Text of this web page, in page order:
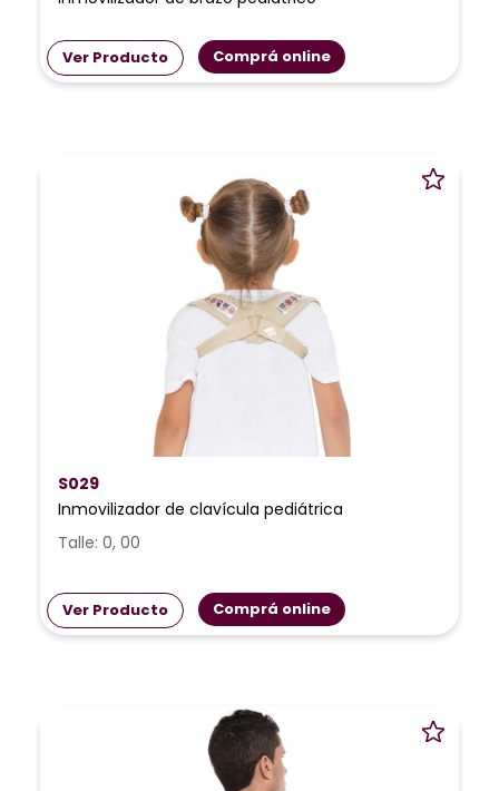
Ver Producto Comprá online
S029
Inmovilizador de clavícula pediátrica
Talle: 0, 00
Ver Producto Comprá online